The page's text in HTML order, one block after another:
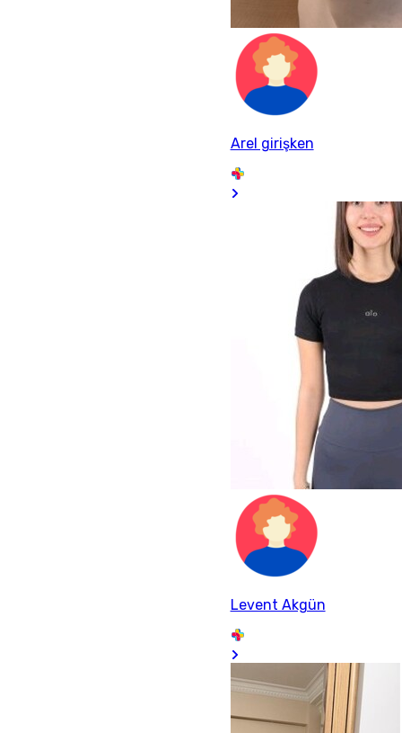
Arel girişken
Levent Akgün